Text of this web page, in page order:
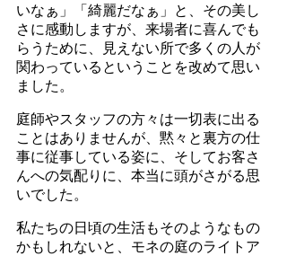
いなぁ」「綺麗だなぁ」と、その美し
さに感動しますが、来場者に喜んでも
らうために、見えない所で多くの人が
関わっているということを改めて思い
ました。
庭師やスタッフの方々は一切表に出る
ことはありませんが、黙々と裏方の仕
事に従事している姿に、そしてお客さ
んへの気配りに、本当に頭がさがる思
いでした。
私たちの日頃の生活もそのようなもの
かもしれないと、モネの庭のライトア